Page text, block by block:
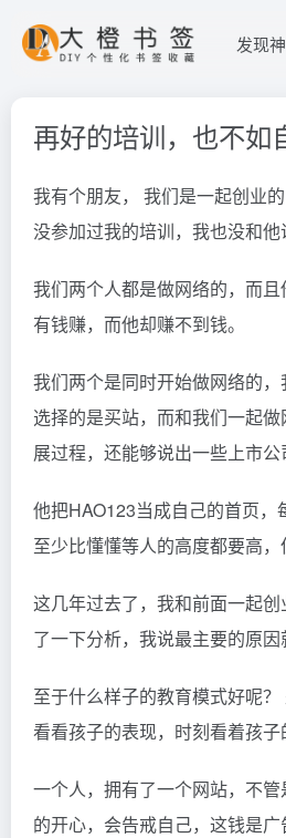
发现
再好的培训，也不如
我有个朋友， 我们是一起创业
没参加过我的培训，我也没和他
我们两个人都是做网络的，而
有钱赚，而他却赚不到钱。
我们两个是同时开始做网络的
选择的是买站，而和我们一起
展过程，还能够说出一些上市
他把HAO123当成自己的首页，
至少比懂懂等人的高度都要高，
这几年过去了，我和前面一起
了一下分析，我说最主要的原
至于什么样子的教育模式好呢
看看孩子的表现，时刻看着孩
一个人，拥有了一个网站，不
的开心，会告戒自己，这钱是广